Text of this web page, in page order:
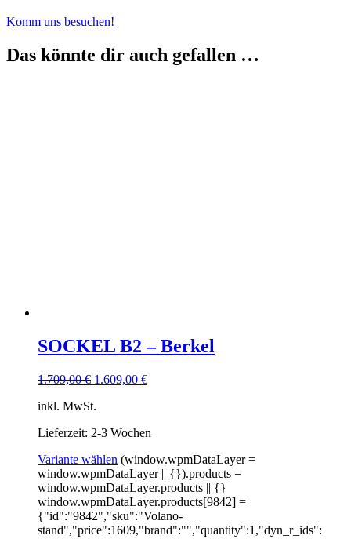
Komm uns besuchen!
Das könnte dir auch gefallen …
SOCKEL B2 – Berkel
1.709,00€ 1.609,00 €
inkl. MwSt.
Lieferzeit: 2-3 Wochen
Variante wählen (window.wpmDataLayer =
window.wpmDataLayer || {}).products =
window.wpmDataLayer.products || {}
window.wpmDataLayer.products[9842] =
{"id":"9842","sku":"Volano-
stand","price":1609,"brand":"","quantity":1,"dyn_r_ids":